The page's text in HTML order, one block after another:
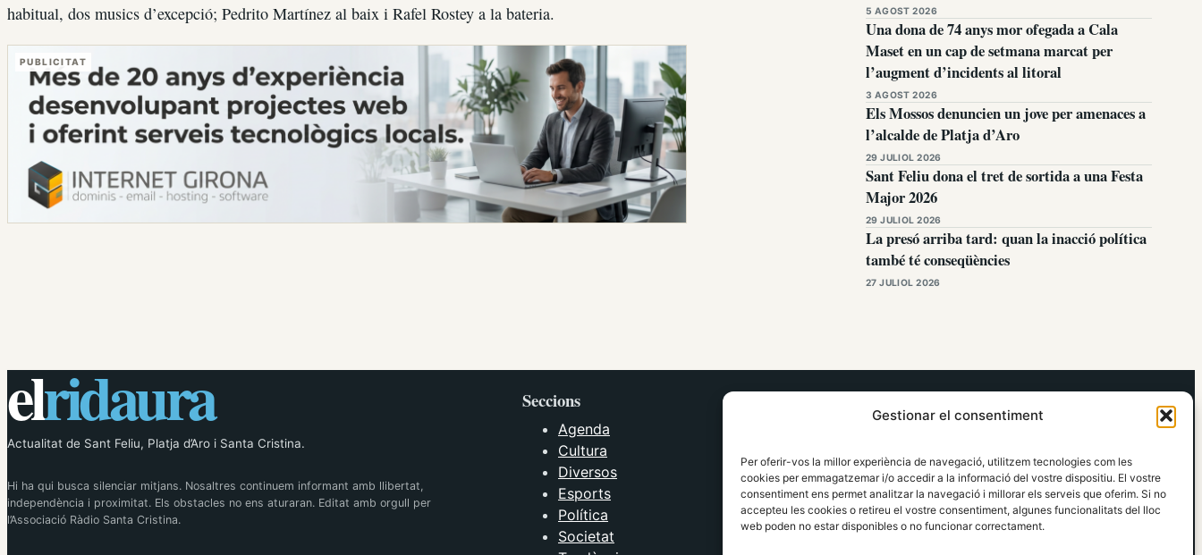
Gestionar el consentiment
Per oferir-vos la millor experiència de navegació, utilitzem tecnologies com les
cookies per emmagatzemar i/o accedir a la informació del vostre dispositiu. El vostre
consentiment ens permet analitzar la navegació i millorar els serveis que oferim. Si no
accepteu les cookies o retireu el vostre consentiment, algunes funcionalitats del lloc
web poden no estar disponibles o no funcionar correctament.
habitual, dos musics d’excepció; Pedrito Martínez al baix i Rafel Rostey a la bateria.
PUBLICITAT
5 AGOST 2026
Una dona de 74 anys mor ofegada a Cala
Maset en un cap de setmana marcat per
l’augment d’incidents al litoral
3 AGOST 2026
Els Mossos denuncien un jove per amenaces a
l’alcalde de Platja d’Aro
29 JULIOL 2026
Sant Feliu dona el tret de sortida a una Festa
Major 2026
29 JULIOL 2026
La presó arriba tard: quan la inacció política
també té conseqüències
27 JULIOL 2026
elridaura
Actualitat de Sant Feliu, Platja d’Aro i Santa Cristina.
Hi ha qui busca silenciar mitjans. Nosaltres continuem informant amb llibertat,
independència i proximitat. Els obstacles no ens aturaran. Editat amb orgull per
l’Associació Ràdio Santa Cristina.
Seccions
Agenda
Cultura
Diversos
Esports
Política
Societat
elRidaura.com
Política de Cookies
Política Editorial